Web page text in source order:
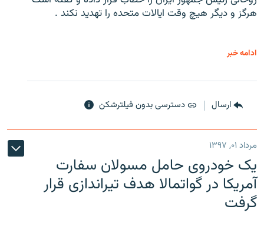
هرگز و دیگر هیچ وقت ایالات متحده را تهدید نکند .
ادامه خبر
ارسال دسترسی بدون فیلترشکن
مرداد ۰۱, ۱۳۹۷
یک خودروی حامل مسولان سفارت
آمریکا در گواتمالا هدف تیراندازی قرار
گرفت